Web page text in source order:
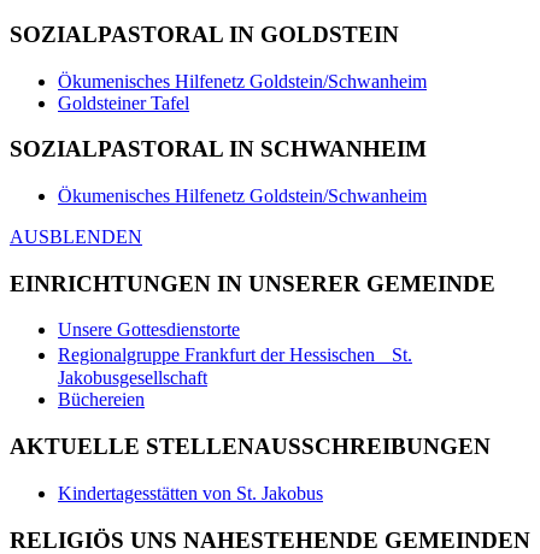
SOZIALPASTORAL IN GOLDSTEIN
Ökumenisches Hilfenetz Goldstein/Schwanheim
Goldsteiner Tafel
SOZIALPASTORAL IN SCHWANHEIM
Ökumenisches Hilfenetz Goldstein/Schwanheim
AUSBLENDEN
EINRICHTUNGEN IN UNSERER GEMEINDE
Unsere Gottesdienstorte
Regionalgruppe Frankfurt der Hessischen St.
Jakobusgesellschaft
Büchereien
AKTUELLE STELLENAUSSCHREIBUNGEN
Kindertagesstätten von St. Jakobus
RELIGIÖS UNS NAHESTEHENDE GEMEINDEN